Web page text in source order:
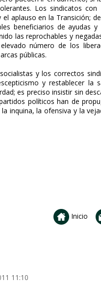
Los sindicatos
aplauso en la Transición;
beneficiarios de ayudas y
las reprochables y
número de los
públicas.
y los correctos
y restablecer la
es preciso insistir sin
políticos han de
inquina, la ofensiva y la
Inicio
11:10